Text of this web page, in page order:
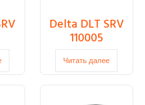
Delta DLT SRV
110005
Читать далее